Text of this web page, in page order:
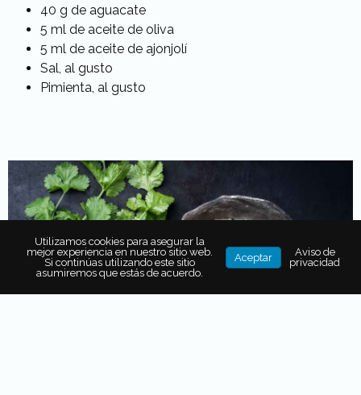
40 g de aguacate
5 ml de aceite de oliva
5 ml de aceite de ajonjolí
Sal, al gusto
Pimienta, al gusto
Utilizamos cookies para asegurar la
mejor experiencia en nuestro sitio web.
Si continúas utilizando este sitio
asumiremos que estás de acuerdo.
Aceptar
Aviso de
privacidad